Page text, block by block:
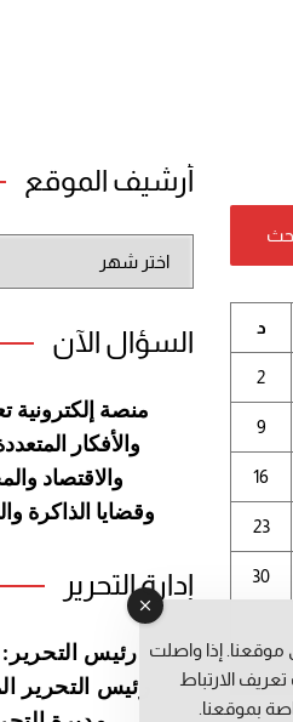
د
2
9
16
23
30
أرشيف الموقع
الموقع
السؤال الآن
منصة إلكترونية
والأفكار
والاقتصاد
وقضايا الذاكرة
إدارة التحرير
رئيس التحرير:
رئيس التحرير
إذا واصلت
الارتباط
بموقعنا.